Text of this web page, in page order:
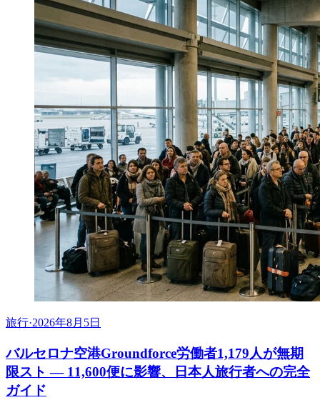
旅行·2026年8月5日
バルセロナ空港Groundforce労働者1,179人が無期
限スト ― 11,600便に影響、日本人旅行者への完全
ガイド